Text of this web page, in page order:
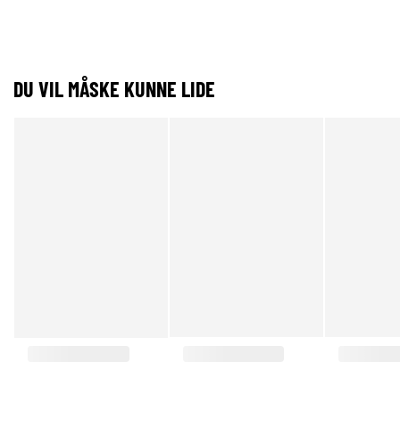
DU VIL MÅSKE KUNNE LIDE